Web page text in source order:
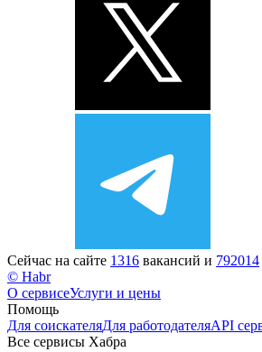
Сейчас на сайте 1316 вакансий и 792014
© Habr
О сервисеУслуги и цены
Помощь
Для соискателяДля работодателяAPI
Все сервисы Хабра